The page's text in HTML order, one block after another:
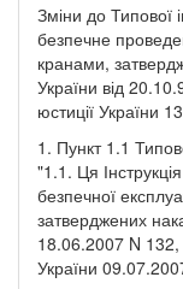
Зміни до Типової
безпечне
кранами,
України від
юстиції України
1. Пункт 1.1
"1.1. Ця
безпечної
затверджених
18.06.2007 N 132,
України